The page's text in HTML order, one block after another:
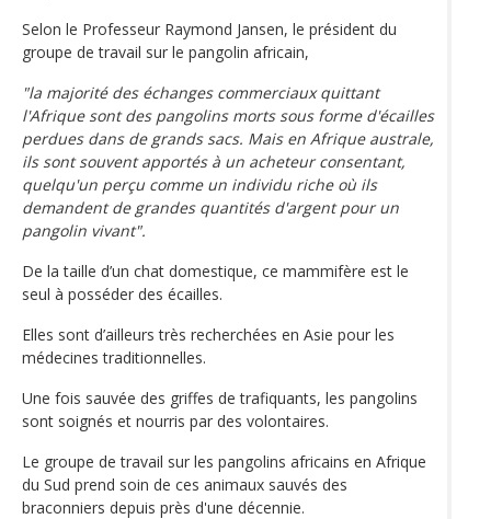
Selon le Professeur Raymond Jansen, le président du
groupe de travail sur le pangolin africain,
"la majorité des échanges commerciaux quittant
l'Afrique sont des pangolins morts sous forme d'écailles
perdues dans de grands sacs. Mais en Afrique australe,
ils sont souvent apportés à un acheteur consentant,
quelqu'un perçu comme un individu riche où ils
demandent de grandes quantités d'argent pour un
pangolin vivant".
De la taille d’un chat domestique, ce mammifère est le
seul à posséder des écailles.
Elles sont d’ailleurs très recherchées en Asie pour les
médecines traditionnelles.
Une fois sauvée des griffes de trafiquants, les pangolins
sont soignés et nourris par des volontaires.
Le groupe de travail sur les pangolins africains en Afrique
du Sud prend soin de ces animaux sauvés des
braconniers depuis près d'une décennie.